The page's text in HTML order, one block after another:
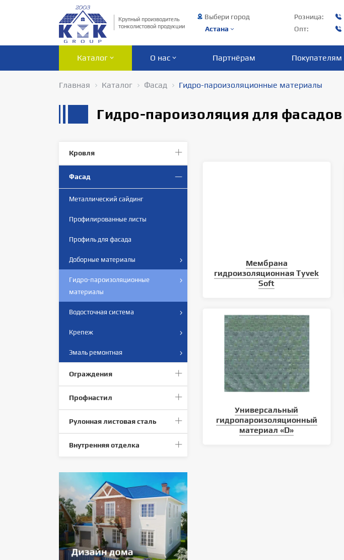
Крупный производитель
тонколистовой продукции
Выбери город
Астана
Розница:
Опт:
Каталог О нас Партнёрам Покупателям
Главная Каталог Фасад Гидро-пароизоляционные материалы
Гидро-пароизоляция для фасадов
Кровля
Фасад
Металлический сайдинг
Профилированныe листы
Профиль для фасада
Доборные материалы
Гидро-пароизоляционные
материалы
Водосточная система
Крепеж
Эмаль ремонтная
Ограждения
Профнастил
Рулонная листовая сталь
Внутренняя отделка
Мембрана
гидроизоляционная Tyvek
Soft
Универсальный
гидропароизоляционный
материал «D»